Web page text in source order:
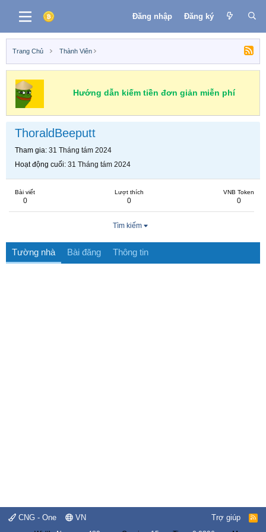
Đăng nhập Đăng ký
Trang Chủ Thành Viên
Hướng dẫn kiếm tiền đơn giản miễn phí
ThoraldBeeputt
Tham gia 31 Tháng tám 2024
Hoạt động cuối 31 Tháng tám 2024
Bài viết
0
Lượt thích
0
VNB Token
0
Tìm kiếm
Tường nhà Bài đăng Thông tin
CNG - One VN Trợ giúp
R